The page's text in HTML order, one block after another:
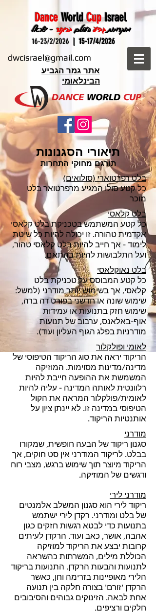
DanceWorld CupIsrael
מוקדמותגביעהעולםבריקוד- ישראל
16-23/2/2026
dwcisrael@gmail.com
אתר גמר הגביע
הבינלאומי
תיאורי הסגנונות
תורגם מחוקי התחרות
בלט רפרטוארי (סולואים)
כל קטע סולו המגיע מרפרטואר בלט
מוכר
בלט קלאסי
כל קטע המשתמש בטכניקת בלט קלאסי
אקדמית טהורה. זו יכולה להיות כל שיטת
לימוד - אך חייב להיות בלט קלאסי טהור,
ועל התלבושות להיות בהתאם.
בלט נאוקלאסי
כל קטע המבוסס על טכניקת בלט
קלאסי, אך בשימוש יותר מודרני (למשל:
שימוש שונה או חדשני בפורט דה ברה,
שימוש חזק בתנועות או עמידות
אוף-באלאנס, ערבוב של תנועות
מודרניות בפלג הגוף העליון ועוד).
לאומי ופולקלור
הריקוד יראה את סוג הריקוד הטיפוסי של
מדינה/מדינות מסוימות. המוזיקה
המשמשת את ההופעה חייבת להיות
רלוונטית לאותה המדינה - עליה להיות
לאומית/פולקלור המראה את הקול
הטיפוסי במדינה זו. לא יינתן ציון על
אותנטיות הריקוד.
מודרני
סגנון ריקוד של הבעה חופשית, שמקורו
בבלט. לריקוד המודרני אין סט חוקים, אך
הריקוד מיוצר תוך שימוש ברגש, מצבי רוח
ודגשים של המוזיקה.
מודרני לירי
ריקוד לירי הוא סגנון המשלב אלמנטים
של בלט ומודרני. רקדן לירי ישתמש
בתנועות כדי לבטא רגשות חזקים כגון
אהבה, אושר, כאב ועוד. הרקדן לעיתים
קרובות יבצע את הריקוד למוזיקה
הכוללת מילים, המשרתות כהשראה
לתנועות והבעות הרקדן. התנועות בריקוד
הלירי מאופיינות בזרימה וחן, כאשר
הרקדן 'זורם' בצורה חלקה בין תנועה
אחת לבאה. הזינוקים גבוהים והסיבובים
חלקים ורציפים.